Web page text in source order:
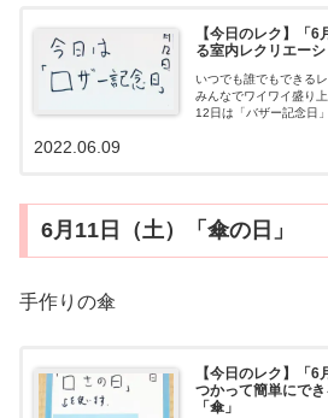
【今日のレク】「
る室内レクリエー
いつでも誰でもできる
みんなでワイワイ盛り
12日は「バザー記念日
ットといっても屋外に
2022.06.09
6月11日（土）「傘の日」
手作りの傘
【今日のレク】「
つかって簡単にで
「傘」